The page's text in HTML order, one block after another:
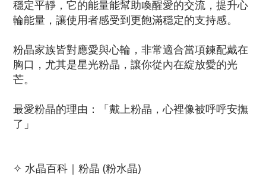
穩定平靜，它的能量能幫助喚醒愛的交流，提升心
輪能量，讓使用者感受到更飽滿穩定的支持感。
粉晶家族皆對應愛與心輪，非常適合當項鍊配戴在
胸口，尤其是星光粉晶，讓你從內在綻放愛的光
芒。
最愛粉晶的理由：「戴上粉晶，心裡像被呼呼安撫
了」
✧ 水晶百科｜粉晶 (粉水晶)